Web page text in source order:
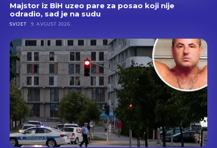
Majstor iz BiH uzeo pare za posao koji nije
odradio, sad je na sudu
SVIJET 9. AVGUST 2026.